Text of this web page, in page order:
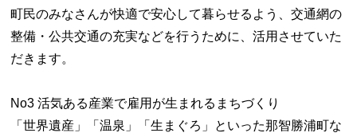
町民のみなさんが快適で安心して暮らせるよう、交通網の
整備・公共交通の充実などを行うために、活用させていた
だきます。
No3 活気ある産業で雇用が生まれるまちづくり
「世界遺産」「温泉」「生まぐろ」といった那智勝浦町な